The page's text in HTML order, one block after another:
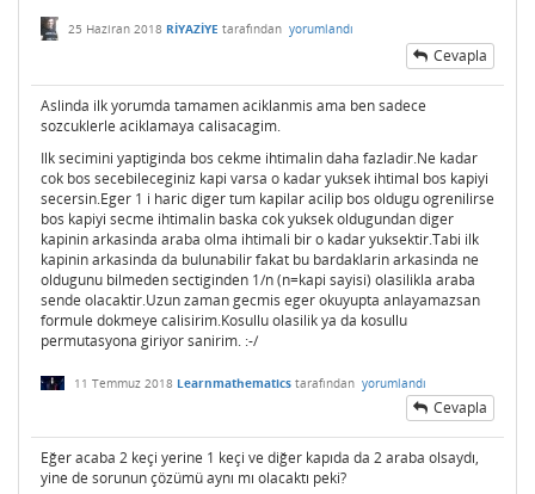
25 Haziran 2018 RİYAZİYE tarafından yorumlandı
Cevapla
Aslinda ilk yorumda tamamen aciklanmis ama ben sadece
sozcuklerle aciklamaya calisacagim.
Ilk secimini yaptiginda bos cekme ihtimalin daha fazladir.Ne kadar
cok bos secebileceginiz kapi varsa o kadar yuksek ihtimal bos kapiyi
secersin.Eger 1 i haric diger tum kapilar acilip bos oldugu ogrenilirse
bos kapiyi secme ihtimalin baska cok yuksek oldugundan diger
kapinin arkasinda araba olma ihtimali bir o kadar yuksektir.Tabi ilk
kapinin arkasinda da bulunabilir fakat bu bardaklarin arkasinda ne
oldugunu bilmeden sectiginden 1/n (n=kapi sayisi) olasilikla araba
sende olacaktir.Uzun zaman gecmis eger okuyupta anlayamazsan
formule dokmeye calisirim.Kosullu olasilik ya da kosullu
permutasyona giriyor sanirim. :-/
11 Temmuz 2018 Learnmathematics tarafından yorumlandı
Cevapla
Eğer acaba 2 keçi yerine 1 keçi ve diğer kapıda da 2 araba olsaydı,
yine de sorunun çözümü aynı mı olacaktı peki?